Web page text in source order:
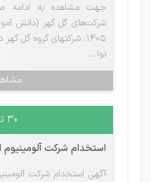
جهت مشاهده به ادامه
1405: شرکتهای گروه گل
توا...
۳۰ تیر ۱۴۰۵
استخدام شرکت آلومینیوم
آگهی استخدام شرکت